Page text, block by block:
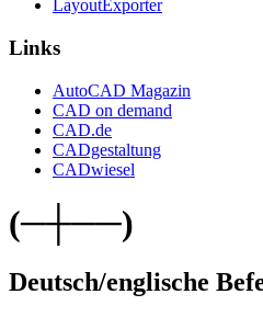
LayoutExporter
Links
AutoCAD Magazin
CAD on demand
CAD.de
CADgestaltung
CADwiesel
(─┼──)
Deutsch/englische